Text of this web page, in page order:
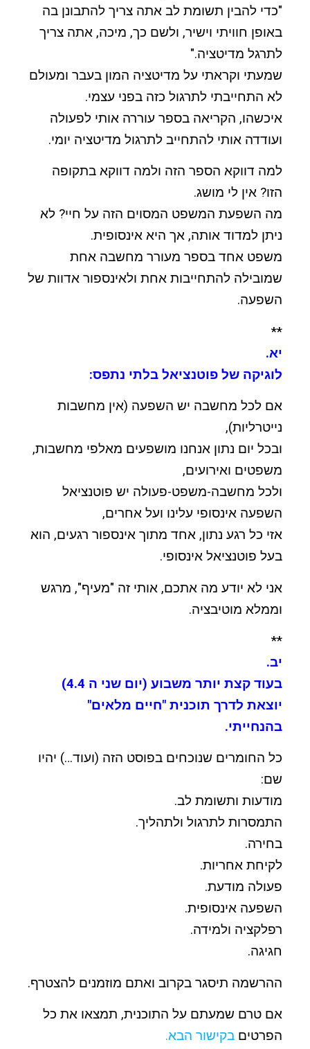
"כדי להבין תשומת לב אתה צריך להתבונן בה
באופן חוויתי וישיר, ולשם כך, מיכה, אתה צריך
לתרגל מדיטציה."
שמעתי וקראתי על מדיטציה המון בעבר ומעולם
לא התחייבתי לתרגול כזה בפני עצמי.
איכשהו, הקריאה בספר עוררה אותי לפעולה
ועודדה אותי להתחייב לתרגול מדיטציה יומי.
למה דווקא הספר הזה ולמה דווקא בתקופה
הזו? אין לי מושג.
מה השפעת המשפט המסוים הזה על חיי? לא
ניתן למדוד אותה, אך היא אינסופית.
משפט אחד בספר מעורר מחשבה אחת
שמובילה להתחייבות אחת ולאינספור אדוות של
השפעה.
**
יא.
לוגיקה של פוטנציאל בלתי נתפס:
אם לכל מחשבה יש השפעה (אין מחשבות
נייטרליות),
ובכל יום נתון אנחנו מושפעים מאלפי מחשבות,
משפטים ואירועים,
ולכל מחשבה-משפט-פעולה יש פוטנציאל
השפעה אינסופי עלינו ועל אחרים,
אזי כל רגע נתון, אחד מתוך אינספור רגעים, הוא
בעל פוטנציאל אינסופי.
אני לא יודע מה אתכם, אותי זה "מעיף", מרגש
וממלא מוטיבציה.
**
יב.
בעוד קצת יותר משבוע (יום שני ה 4.4)
יוצאת לדרך תוכנית "חיים מלאים"
בהנחייתי.
כל החומרים שנוכחים בפוסט הזה (ועוד…) יהיו
שם:
מודעות ותשומת לב.
התמסרות לתרגול ולתהליך.
בחירה.
לקיחת אחריות.
פעולה מודעת.
השפעה אינסופית.
רפלקציה ולמידה.
חגיגה.
ההרשמה תיסגר בקרוב ואתם מוזמנים להצטרף.
אם טרם שמעתם על התוכנית, תמצאו את כל
הפרטים בקישור הבא.